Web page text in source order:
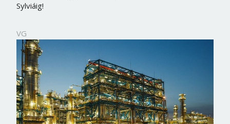
Sylviáig!
VG